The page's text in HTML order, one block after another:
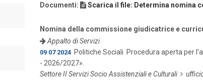
Documenti:
Scarica il file: Determina nomina
Nomina della commissione giudicatrice e
Appalto di Servizi
09 07 2024 Politiche Sociali Procedura aperta per
- 2026/2027».
Settore II Servizi Socio Assistenziali e Culturali